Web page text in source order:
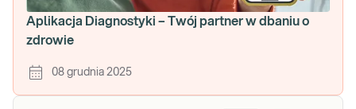
Aplikacja Diagnostyki – Twój partner w dbaniu o
zdrowie
08 grudnia 2025